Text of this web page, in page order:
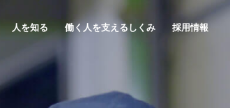
人を知る 働く人を支えるしくみ 採用情報